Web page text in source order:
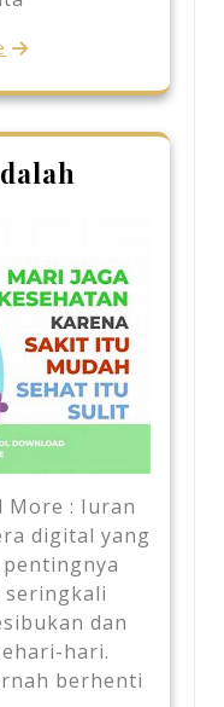
More : Iuran
digital yang
seringkali
dan
hari.
berhenti